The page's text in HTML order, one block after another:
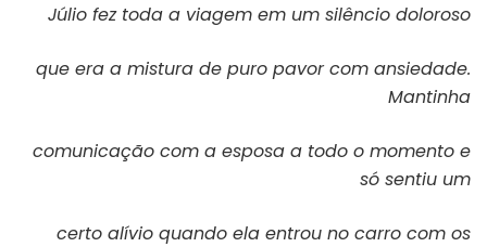
Júlio fez toda a viagem em um silêncio doloroso
que era a mistura de puro pavor com ansiedade.
Mantinha
comunicação com a esposa a todo o momento e
só sentiu um
certo alívio quando ela entrou no carro com os